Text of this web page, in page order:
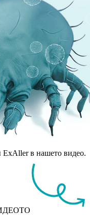
ExAller в нашето видео.